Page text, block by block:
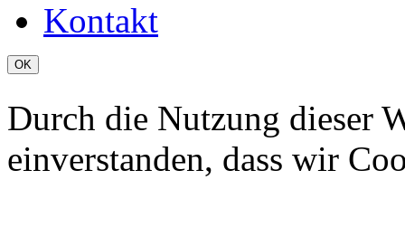
Kontakt
OK
Durch die Nutzung dieser
einverstanden, dass wir